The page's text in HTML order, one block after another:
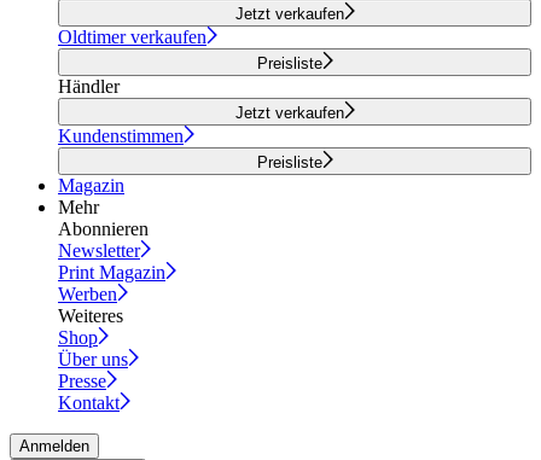
Jetzt verkaufen
Oldtimer verkaufen
Preisliste
Händler
Jetzt verkaufen
Kundenstimmen
Preisliste
Magazin
Mehr
Abonnieren
Newsletter
Print Magazin
Werben
Weiteres
Shop
Über uns
Presse
Kontakt
Anmelden